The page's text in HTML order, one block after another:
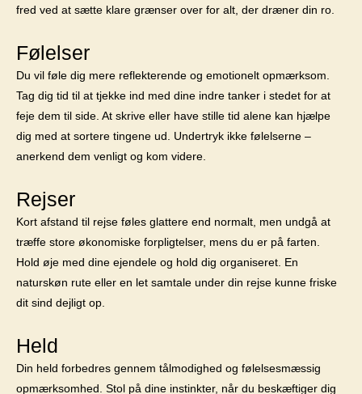
fred ved at sætte klare grænser over for alt, der dræner din ro.
Følelser
Du vil føle dig mere reflekterende og emotionelt opmærksom.
Tag dig tid til at tjekke ind med dine indre tanker i stedet for at
feje dem til side. At skrive eller have stille tid alene kan hjælpe
dig med at sortere tingene ud. Undertryk ikke følelserne –
anerkend dem venligt og kom videre.
Rejser
Kort afstand til rejse føles glattere end normalt, men undgå at
træffe store økonomiske forpligtelser, mens du er på farten.
Hold øje med dine ejendele og hold dig organiseret. En
naturskøn rute eller en let samtale under din rejse kunne friske
dit sind dejligt op.
Held
Din held forbedres gennem tålmodighed og følelsesmæssig
opmærksomhed. Stol på dine instinkter, når du beskæftiger dig